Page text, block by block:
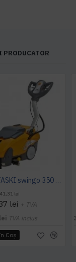
PRODUCATOR
Masina TASKI swingo 350 B BMS EURO
lei
lei + TVA
TVA inclus
Coş